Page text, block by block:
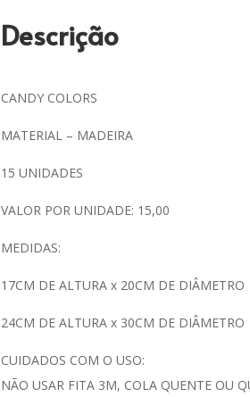
Descrição
CANDY COLORS
MATERIAL – MADEIRA
15 UNIDADES
VALOR POR UNIDADE: 15,00
MEDIDAS:
17CM DE ALTURA x 20CM DE DIÂMETRO
24CM DE ALTURA x 30CM DE DIÂMETRO
CUIDADOS COM O USO:
NÃO USAR FITA 3M, COLA QUENTE OU